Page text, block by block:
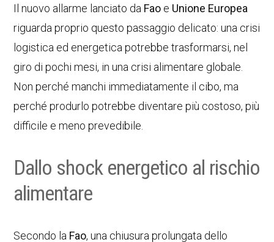
Il nuovo allarme lanciato da Fao e Unione Europea
riguarda proprio questo passaggio delicato: una crisi
logistica ed energetica potrebbe trasformarsi, nel
giro di pochi mesi, in una crisi alimentare globale.
Non perché manchi immediatamente il cibo, ma
perché produrlo potrebbe diventare più costoso, più
difficile e meno prevedibile.
Dallo shock energetico al rischio
alimentare
Secondo la Fao, una chiusura prolungata dello